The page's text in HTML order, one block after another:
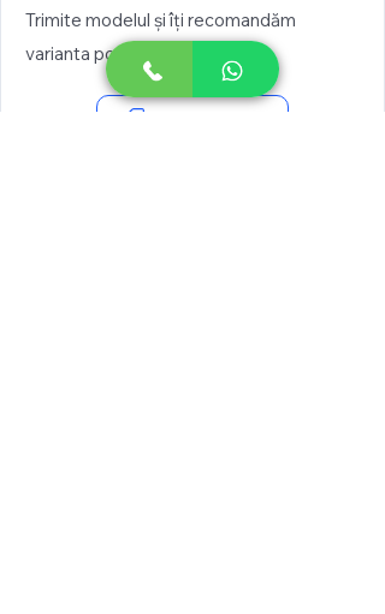
Trimite modelul și îți recomandăm
varianta potrivită